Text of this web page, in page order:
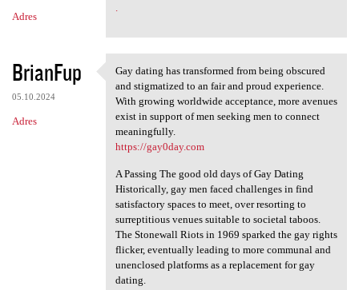
Adres
.
BrianFup
05.10.2024
Adres
Gay dating has transformed
Gay dating has transformed from being obscured
and stigmatized to an fair and proud experience.
With growing worldwide acceptance, more avenues
exist in support of men seeking men to connect
meaningfully.
https://gay0day.com
A Passing The good old days of Gay Dating
Historically, gay men faced challenges in find
satisfactory spaces to meet, over resorting to
surreptitious venues suitable to societal taboos.
The Stonewall Riots in 1969 sparked the gay rights
flicker, eventually leading to more communal and
unenclosed platforms as a replacement for gay
dating.